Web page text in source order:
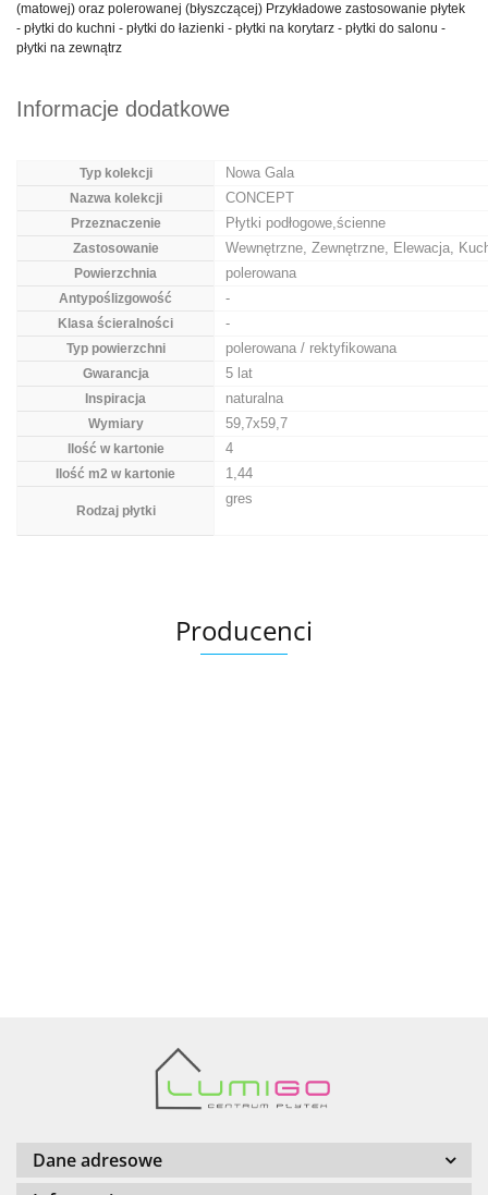
(matowej) oraz polerowanej (błyszczącej) Przykładowe zastosowanie płytek
- płytki do kuchni - płytki do łazienki - płytki na korytarz - płytki do salonu -
płytki na zewnątrz
Informacje dodatkowe
Typ kolekcji Nowa Gala
Nazwa kolekcji CONCEPT
Przeznaczenie Płytki podłogowe,ścienne
Zastosowanie Wewnętrzne, Zewnętrzne, Elewacja,
Powierzchnia polerowana
Antypoślizgowość -
Klasa ścieralności -
Typ powierzchni polerowana / rektyfikowana
Gwarancja 5 lat
Inspiracja naturalna
Wymiary 59,7x59,7
Ilość w kartonie 4
Ilość m2 w kartonie 1,44
Rodzaj płytki
gres
Producenci
Barwolf
Dane adresowe